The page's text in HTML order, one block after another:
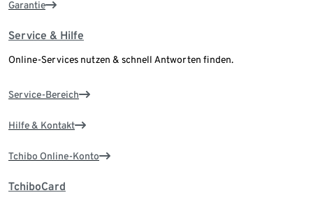
Garantie
Service & Hilfe
Online-Services nutzen & schnell Antworten finden.
Service-Bereich
Hilfe & Kontakt
Tchibo Online-Konto
TchiboCard